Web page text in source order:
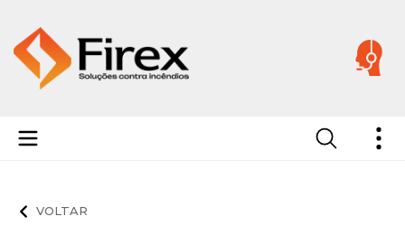
Mangueiras de Incêndio